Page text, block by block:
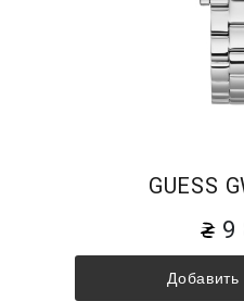
GUESS
9
Добавить